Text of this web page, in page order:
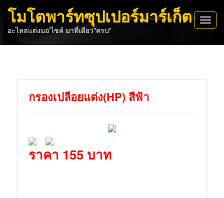
โมโตพาร์ทซุปเปอร์มาร์เก็ต
อะไหล่แต่งมอ'ไซค์ มาที่เดียว"ครบ"
กรองเปลือยแต่ง(HP) สีฟ้า
ราคา 155 บาท